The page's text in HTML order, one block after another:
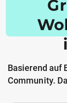
Basierend auf
Community.